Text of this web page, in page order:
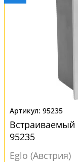
95235
Встраиваемый
95235
Eglo (Австрия)